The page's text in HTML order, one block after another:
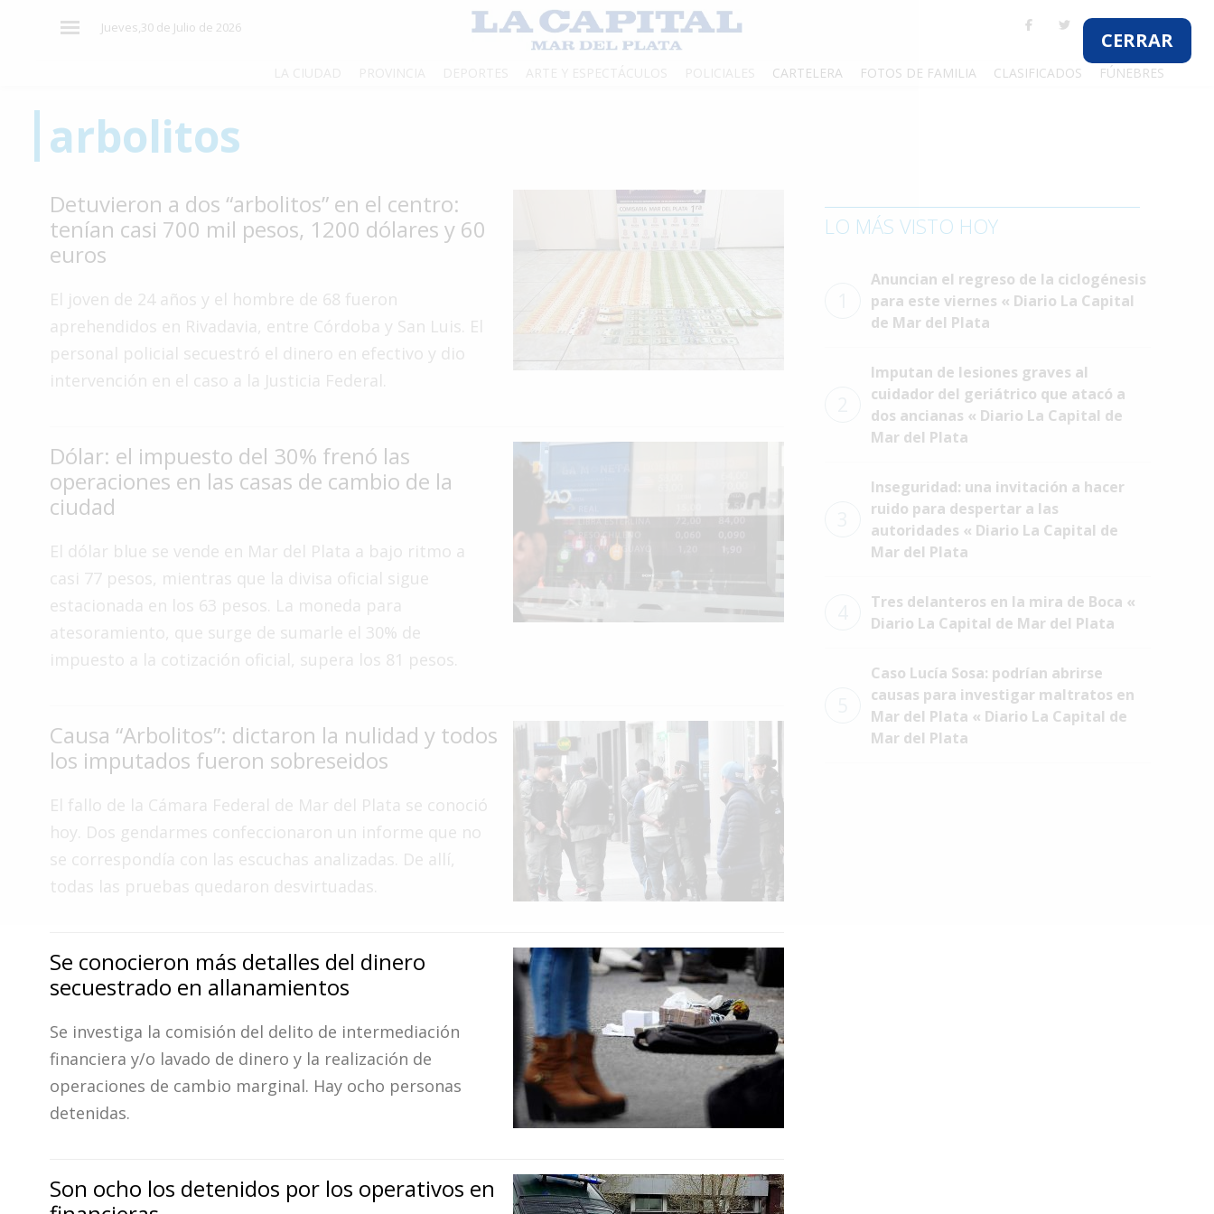
CERRAR
Jueves,30 de Julio de 2026
CARTELERA FOTOS DE FAMILIA CLASIFICADOS FÚNEBRES
País
Mundo
Zona
Cultura
Tecnología
Gastronomía
General
Ciudad
Espectáculos
Policiales
Familia
arbolitos
Detuvieron a dos “arbolitos” en el centro:
tenían casi 700 mil pesos, 1200 dólares y 60
euros
El joven de 24 años y el hombre de 68 fueron
aprehendidos en Rivadavia, entre Córdoba y San Luis. El
personal policial secuestró el dinero en efectivo y dio
intervención en el caso a la Justicia Federal.
Dólar: el impuesto del 30% frenó las
operaciones en las casas de cambio de la
ciudad
El dólar blue se vende en Mar del Plata a bajo ritmo a
casi 77 pesos, mientras que la divisa oficial sigue
estacionada en los 63 pesos. La moneda para
atesoramiento, que surge de sumarle el 30% de
impuesto a la cotización oficial, supera los 81 pesos.
Causa “Arbolitos”: dictaron la nulidad y todos
los imputados fueron sobreseidos
El fallo de la Cámara Federal de Mar del Plata se conoció
hoy. Dos gendarmes confeccionaron un informe que no
se correspondía con las escuchas analizadas. De allí,
todas las pruebas quedaron desvirtuadas.
Se conocieron más detalles del dinero
secuestrado en allanamientos
Se investiga la comisión del delito de intermediación
financiera y/o lavado de dinero y la realización de
operaciones de cambio marginal. Hay ocho personas
detenidas.
Son ocho los detenidos por los operativos en
LO MÁS VISTO HOY
Anuncian el regreso de la ciclogénesis
para este viernes « Diario La Capital
de Mar del Plata
Imputan de lesiones graves al
cuidador del geriátrico que atacó a
dos ancianas « Diario La Capital de
Mar del Plata
Inseguridad: una invitación a hacer
ruido para despertar a las
autoridades « Diario La Capital de
Mar del Plata
Tres delanteros en la mira de Boca «
Diario La Capital de Mar del Plata
Caso Lucía Sosa: podrían abrirse
causas para investigar maltratos en
Mar del Plata « Diario La Capital de
Mar del Plata